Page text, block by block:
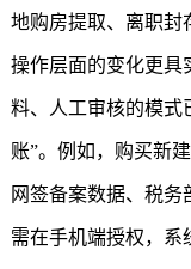
地购房提取、离职封
操作层面的变化更具
料、人工审核的模式
账”。例如，购买新
网签备案数据、税
需在手机端授权，系